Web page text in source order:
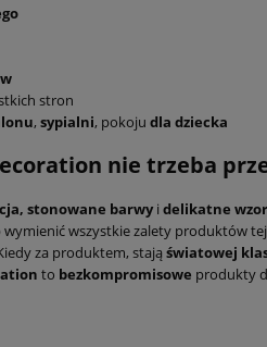
stron
, sypialni, pokoju dla dziecka
nie trzeba
stonowane barwyi delikatne
wymienić wszystkie zalety produktów
za produktem, stają światowej
to bezkompromisowe produkty